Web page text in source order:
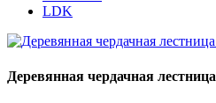
LDK
Деревянная чердачная